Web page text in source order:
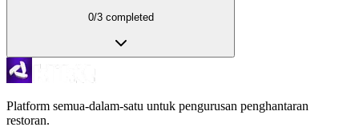
0/3completed
Platform semua-dalam-satu untuk pengurusan penghantaran
restoran.